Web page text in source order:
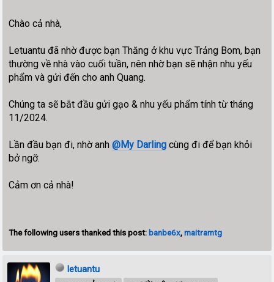
Chào cả nhà,
Letuantu đã nhờ được bạn Thăng ở khu vực Trảng Bom, bạn
thường về nhà vào cuối tuần, nên nhờ bạn sẽ nhận nhu yếu
phẩm và gửi đến cho anh Quang.
Chúng ta sẽ bắt đầu gửi gạo & nhu yếu phẩm tính từ tháng
11/2024.
Lần đầu bạn đi, nhờ anh@My Darling cùng đi để bạn khỏi
bở ngỡ.
Cảm ơn cả nhà!
The following users thanked this post: banbe6x,maitramtg
letuantu